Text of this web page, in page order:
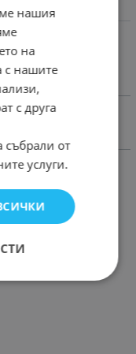
нашия
на
с нашите
с друга
събрали от
услуги.